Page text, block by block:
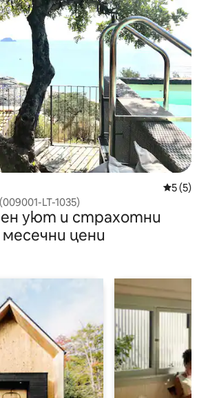
Средна
5 (5)
LT-1035)
уют и страхотни
месечни цени